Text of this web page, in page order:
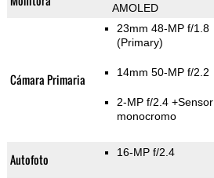
AMOLED
Cámara Primaria
23mm 48-MP f/1.8
(Primary)
14mm 50-MP f/2.2
2-MP f/2.4 +Sensor
monocromo
Autofoto 16-MP f/2.4